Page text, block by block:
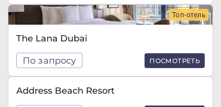
Топ-отель
The Lana Dubai
По запросу ПОСМОТРЕТЬ
Address Beach Resort